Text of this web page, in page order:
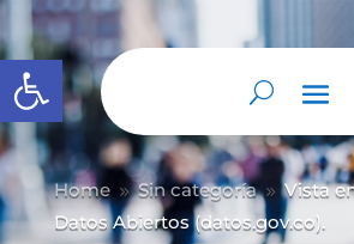
Abrir barra de herramientas
Home 9 Sin categoría 9 Vista
Datos Abiertos (datos.gov.co).